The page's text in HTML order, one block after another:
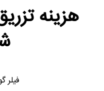
هزینه